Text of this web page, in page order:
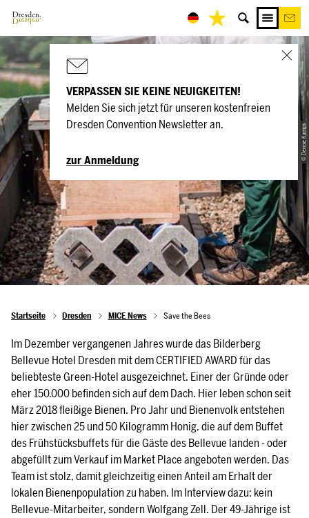
VERPASSEN SIE KEINE NEUIGKEITEN!
Melden Sie sich jetzt für unseren kostenfreien
Dresden Convention Newsletter an.
zur Anmeldung © Denise Kamps
Save the Bees
Branchen News
Startseite Dresden MICE News Save the Bees
Im Dezember vergangenen Jahres wurde das Bilderberg
Bellevue Hotel Dresden mit dem CERTIFIED AWARD für das
beliebteste Green-Hotel ausgezeichnet. Einer der Gründe oder
eher 150.000 befinden sich auf dem Dach. Hier leben schon seit
März 2018 fleißige Bienen. Pro Jahr und Bienenvolk entstehen
hier zwischen 25 und 50 Kilogramm Honig, die auf dem Buffet
des Frühstücksbuffets für die Gäste des Bellevue landen - oder
abgefüllt zum Verkauf im Market Place angeboten werden. Das
Team ist stolz, damit gleichzeitig einen Anteil am Erhalt der
lokalen Bienenpopulation zu haben. Im Interview dazu: kein
Bellevue-Mitarbeiter, sondern Wolfgang Zell. Der 49-Jährige ist